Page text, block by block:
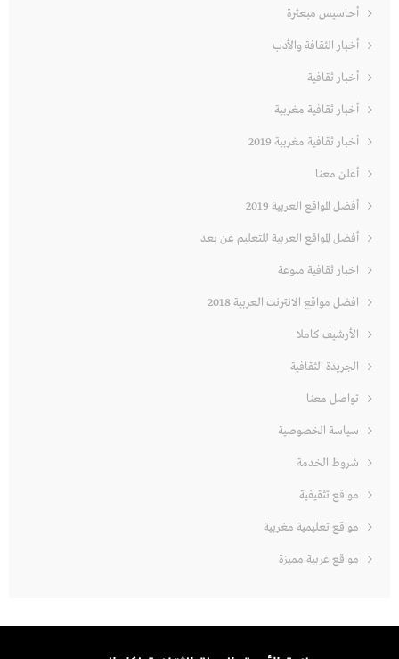
أحاسيس مبعثرة
أخبار الثقافة والأدب
أخبار ثقافية
أخبار ثقافية مغربية
أخبار ثقافية مغربية 2019
أعلن معنا
أفضل المواقع العربية 2019
أفضل المواقع العربية للتعليم عن بعد
اخبار ثقافية منوعة
افضل مواقع الانترنت العربية 2018
الأرشيف كاملا
الجريدة الثقافية
تواصل معنا
سياسة الخصوصية
شروط الخدمة
مواقع تثقيفية
مواقع تعليمية مغربية
مواقع عربية مميزة